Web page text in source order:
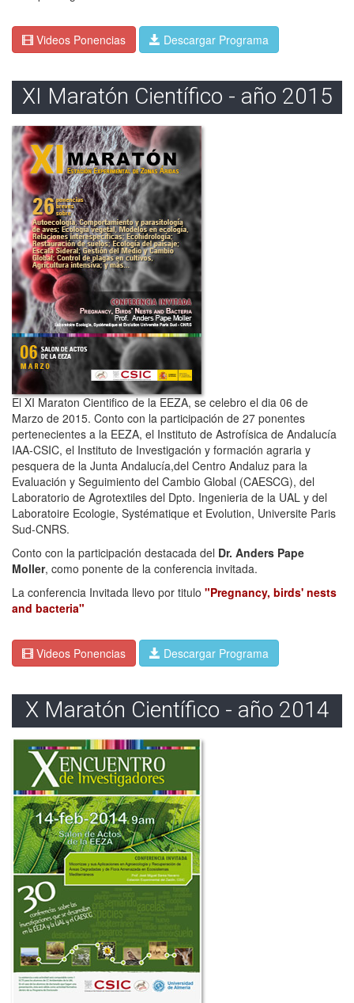
Videos Ponencias Descargar Programa
XI Maratón Científico - año 2015
El XI Maraton Cientifico de la EEZA, se celebro el dia 06 de
Marzo de 2015. Conto con la participación de 27 ponentes
pertenecientes a la EEZA, el Instituto de Astrofísica de Andalucía
IAA-CSIC, el Instituto de Investigación y formación agraria y
pesquera de la Junta Andalucía,del Centro Andaluz para la
Evaluación y Seguimiento del Cambio Global (CAESCG), del
Laboratorio de Agrotextiles del Dpto. Ingenieria de la UAL y del
Laboratoire Ecologie, Systématique et Evolution, Universite Paris
Sud-CNRS.
Conto con la participación destacada del Dr. Anders Pape
Moller, como ponente de la conferencia invitada.
La conferencia Invitada llevo por titulo "Pregnancy, birds' nests
and bacteria"
Videos Ponencias Descargar Programa
X Maratón Científico - año 2014